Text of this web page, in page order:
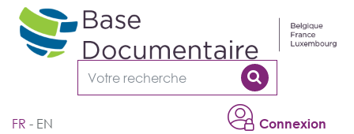
Connexion
FR EN
Cookies management panel